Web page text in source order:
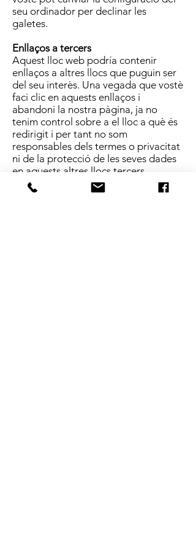
seu ordinador per declinar les
galetes.
Enllaços a tercers
Aquest lloc web podría contenir
enllaços a altres llocs que puguin ser
del seu interès. Una vegada que vostè
faci clic en aquests enllaços i
abandoni la nostra pàgina, ja no
tenim control sobre a el lloc a què és
redirigit i per tant no som
responsables dels termes o privacitat
ni de la protecció de les seves dades
en aquests altres llocs tercers.
Aquests llocs estan subjectes a les
seves pròpies polítiques de privacitat